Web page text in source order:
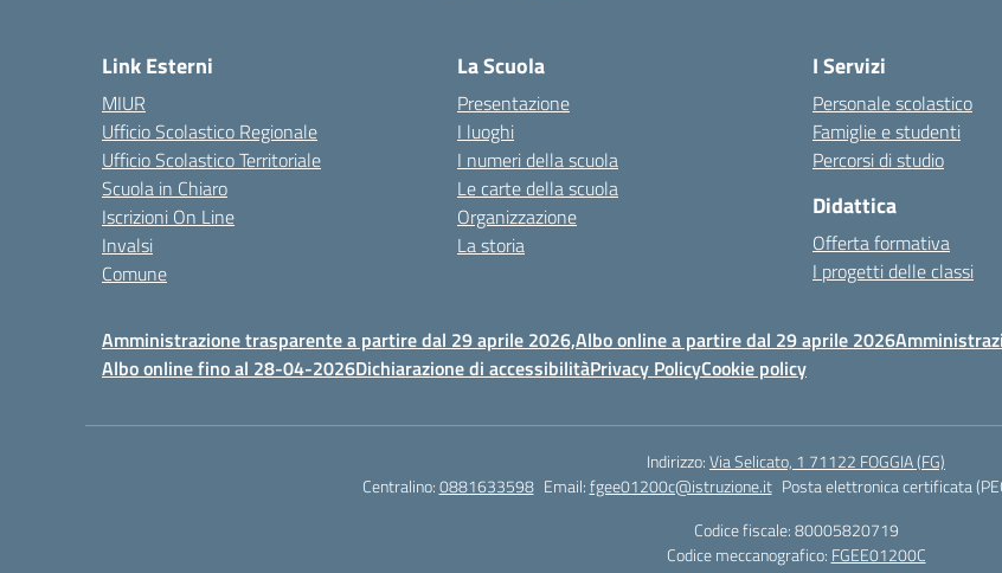
Link Esterni
MIUR
Ufficio Scolastico Regionale
Ufficio Scolastico Territoriale
Scuola in Chiaro
Iscrizioni On Line
Invalsi
Comune
La Scuola
Presentazione
I luoghi
I numeri della scuola
Le carte della scuola
Organizzazione
La storia
I Servizi
Personale scolastico
Famiglie e studenti
Percorsi di studio
Didattica
Offerta formativa
I progetti delle classi
Amministrazione trasparente a partire dal 29 aprile 2026,Albo online a partire dal 29 aprile 2026
Albo online fino al 28-04-2026Dichiarazione di accessibilitàPrivacy PolicyCookie policy
Indirizzo:Via Selicato, 1 71122 FOGGIA (FG)
Centralino:0881633598 Email:fgee01200c@istruzione.it Posta elettronica certificata
Codice fiscale: 80005820719
Codice meccanografico: FGEE01200C